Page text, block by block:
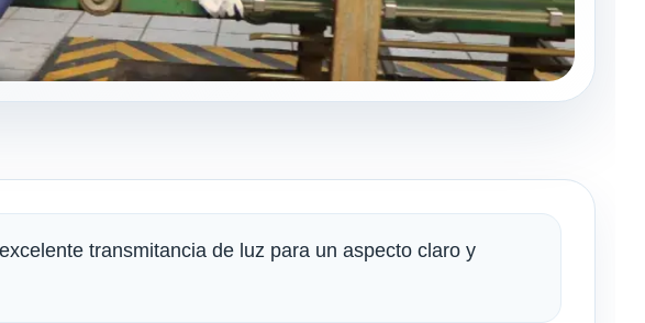
transmitancia de luz para un aspecto claro y